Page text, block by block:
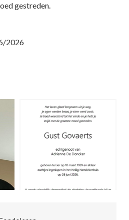
gestreden.
2026